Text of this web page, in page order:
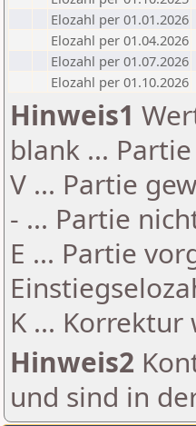
Elozahl per 01.01.2026
Elozahl per 01.04.2026
Elozahl per 01.07.2026
Elozahl per 01.10.2026
Hinweis1
blank ...
V ... Partie
- ... Partie
E ... Partie
K ...
Hinweis2
und sind in